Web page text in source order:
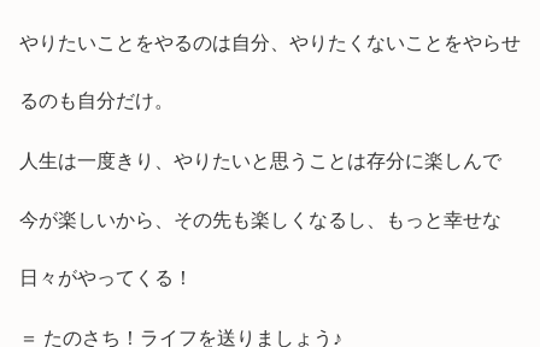
やりたいことをやるのは自分、やりたくないことをやらせ
るのも自分だけ。
人生は一度きり、やりたいと思うことは存分に楽しんで
今が楽しいから、その先も楽しくなるし、もっと幸せな
日々がやってくる！
＝ たのさち！ライフを送りましょう♪